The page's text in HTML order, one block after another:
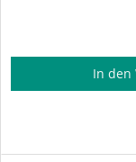
In den